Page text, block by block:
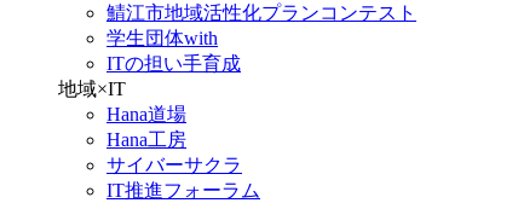
鯖江市地域活性化プランコンテスト
学生団体with
ITの担い手育成
地域×IT
Hana道場
Hana工房
サイバーサクラ
IT推進フォーラム